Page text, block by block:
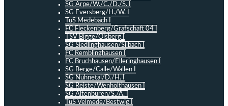
SG Arpe/W./C./D./S. I
SG Eversberg/H./W. I
TuS Medebach I
FC Fleckenberg/Grafschaft 04 I
TSV Bigge/Olsberg I
SG Siedlinghausen/Silbach I
FC Remblinghausen I
FC Bruchhausen/Elleringhausen I
SG Berge/Calle/Wallen I
SG Nuhnetal/D./H. I
SG Reiste/Wenholthausen I
SG Altenbüren/S./A. I
TuS Velmede/Bestwig I